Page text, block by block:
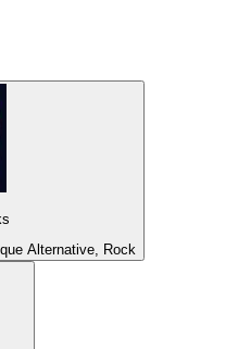
Alternative, Rock